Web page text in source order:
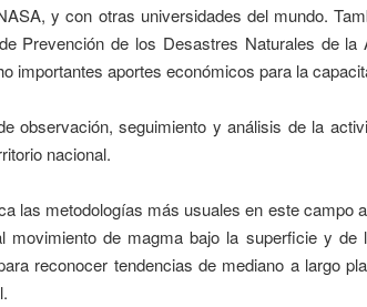
y con otras universidades del mundo.
Prevención de los Desastres Naturales de
importantes aportes económicos para la
observación, seguimiento y análisis de la
nacional.
las metodologías más usuales en este
movimiento de magma bajo la superficie y
reconocer tendencias de mediano a largo